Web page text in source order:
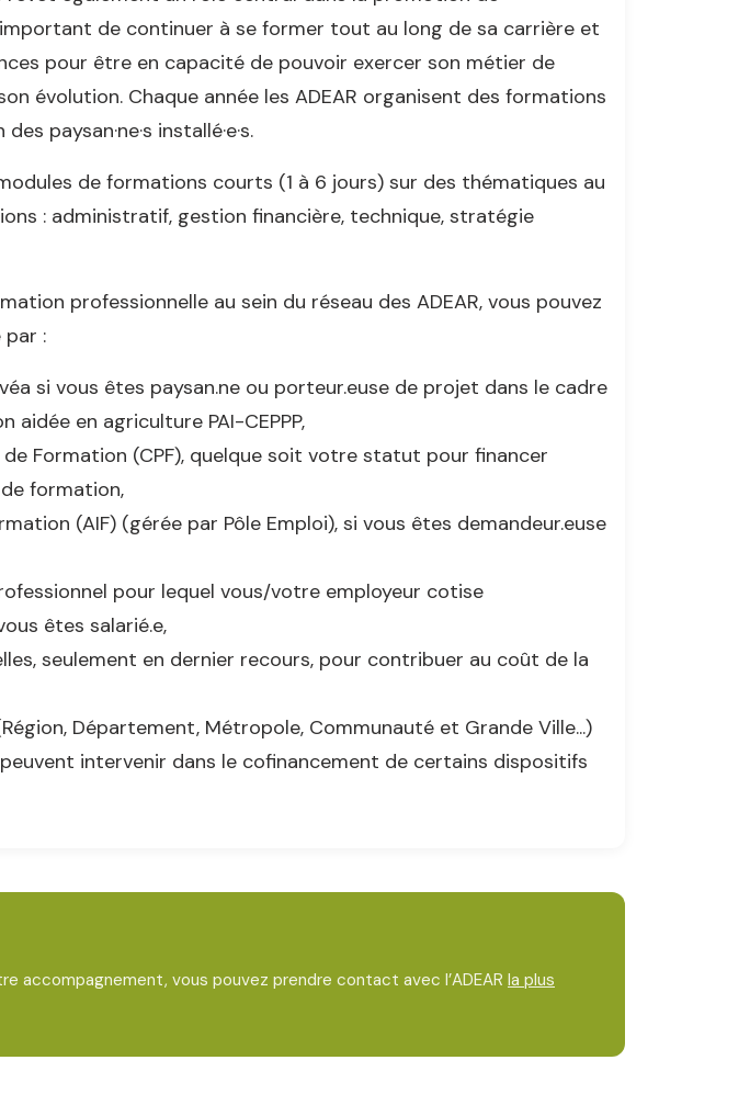
important de continuer à se former tout au long de sa carrière et
pour être en capacité de pouvoir exercer son métier de
évolution. Chaque année les ADEAR organisent des formations
paysan·ne·s installé·e·s.
de formations courts (1 à 6 jours) sur des thématiques au
: administratif, gestion financière, technique, stratégie
professionnelle au sein du réseau des ADEAR, vous pouvez
:
si vous êtes paysan.ne ou porteur.euse de projet dans le cadre
aidée en agriculture PAI-CEPPP,
Formation (CPF), quelque soit votre statut pour financer
formation,
(AIF) (gérée par Pôle Emploi), si vous êtes demandeur.euse
pour lequel vous/votre employeur cotise
êtes salarié.e,
seulement en dernier recours, pour contribuer au coût de la
Département, Métropole, Communauté et Grande Ville...)
intervenir dans le cofinancement de certains dispositifs
accompagnement, vous pouvez prendre contact avec l’ADEAR la plus